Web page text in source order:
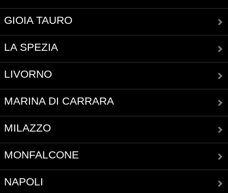
GIOIA TAURO
LA SPEZIA
LIVORNO
MARINA DI CARRARA
MILAZZO
MONFALCONE
NAPOLI